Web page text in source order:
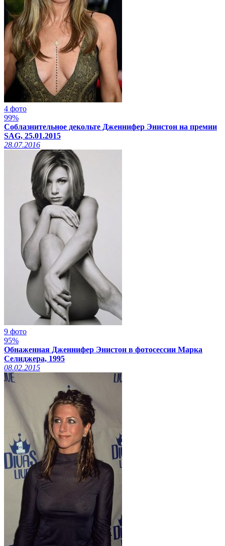
4 фото
99%
Соблазнительное декольте Дженнифер Энистон на премии
SAG, 25.01.2015
28.07.2016
9 фото
95%
Обнаженная Дженнифер Энистон в фотосессии Марка
Селиджера, 1995
08.02.2015